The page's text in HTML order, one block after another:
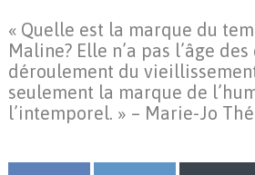
« Quelle est la marque du
Maline? Elle n’a pas l’âge
déroulement du
seulement la marque de
l’intemporel. » – Marie-Jo